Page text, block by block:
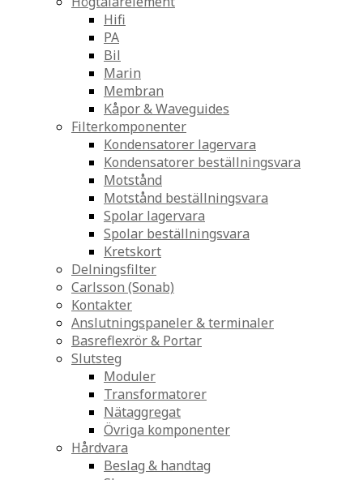
Hifi
PA
Bil
Marin
Membran
Kåpor & Waveguides
Filterkomponenter
Kondensatorer lagervara
Kondensatorer beställningsvara
Motstånd
Motstånd beställningsvara
Spolar lagervara
Spolar beställningsvara
Kretskort
Delningsfilter
Carlsson (Sonab)
Kontakter
Anslutningspaneler & terminaler
Basreflexrör & Portar
Slutsteg
Moduler
Transformatorer
Nätaggregat
Övriga komponenter
Hårdvara
Beslag & handtag